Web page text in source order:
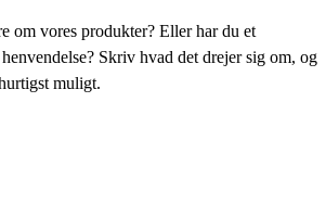
om vores produkter? Eller har du et
Skriv hvad det drejer sig om, og
muligt.